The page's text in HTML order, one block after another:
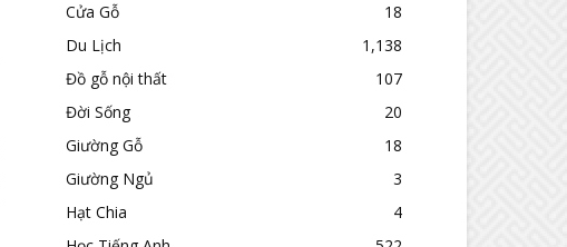
Cửa Gỗ
18
Du Lịch
1,138
Đồ gỗ nội thất
107
Đời Sống
20
Giường Gỗ
18
Giường Ngủ
3
Hạt Chia
4